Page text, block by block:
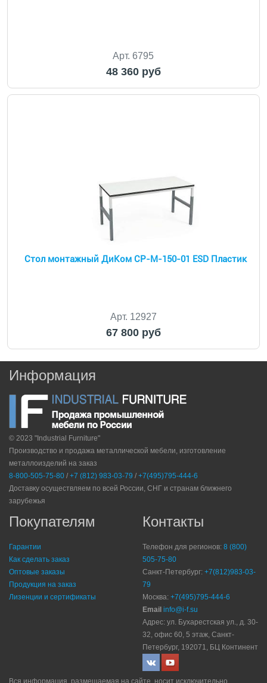
Арт. 6795
48 360 руб
Стол монтажный ДиКом СР-М-150-01 ESD Пластик
Арт. 12927
67 800 руб
Информация
© 2023 "Industrial Furniture"
Производство и продажа металлической мебели, изготовление
металлоизделий на заказ
8-800-505-75-80 / +7 (812) 983-03-79 / +7(495)795-444-6
Доставку осуществляем по всей России, СНГ и странам ближнего
зарубежья
Покупателям
Гарантии
Как сделать заказ
Оптовые заказы
Продукция на заказ
Лизенции и сертификаты
Контакты
Телефон для регионов: 8 (800)
505-75-80
Санкт-Петербург: +7(812)983-03-
79
Москва: +7(495)795-444-6
Email info@i-f.su
Адрес: ул. Бухарестская ул., д. 30-
32, офис 60, 5 этаж, Санкт-
Петербург, 192071, БЦ Континент
Вся информация, размещаемая на сайте, носит исключительно